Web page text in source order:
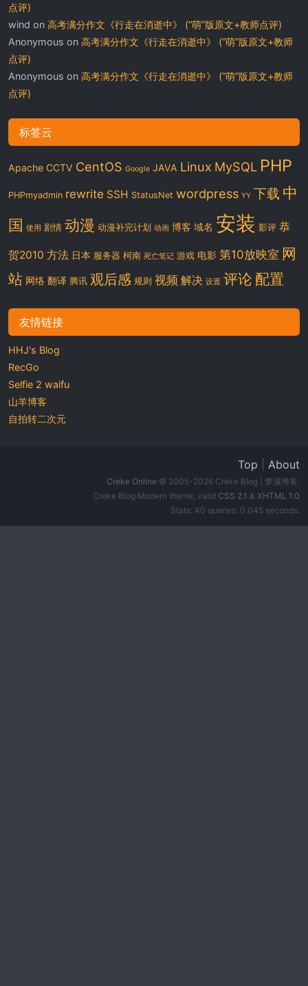
点评)
wind on 高考满分作文《行走在消逝中》 (“萌”版原文+教师点评)
Anonymous on 高考满分作文《行走在消逝中》 (“萌”版原文+教师
点评)
Anonymous on 高考满分作文《行走在消逝中》 (“萌”版原文+教师
点评)
标签云
Apache CCTV CentOS Google JAVA Linux MySQL PHP
PHPmyadmin rewrite SSH StatusNet wordpress YY 下载 中
国 使用 剧情 动漫 动漫补完计划 动画 博客 域名 安装 影评 恭
贺2010 方法 日本 服务器 柯南 死亡笔记 游戏 电影 第10放映室 网
站 网络 翻译 腾讯 观后感 规则 视频 解决 设置 评论 配置
友情链接
HHJ's Blog
RecGo
Selfie 2 waifu
山羊博客
自拍转二次元
Top About
Creke Online © 2005-2026 Creke Blog | 梦溪博客.
Creke Blog Modern theme, valid CSS 2.1 & XHTML 1.0
Stats: 40 queries. 0.045 seconds.